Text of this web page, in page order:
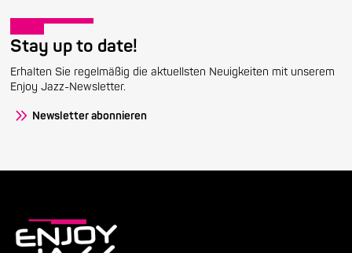
Stay up to date!
Erhalten Sie regelmäßig die aktuellsten Neuigkeiten mit unserem
Enjoy Jazz-Newsletter.
Newsletter abonnieren